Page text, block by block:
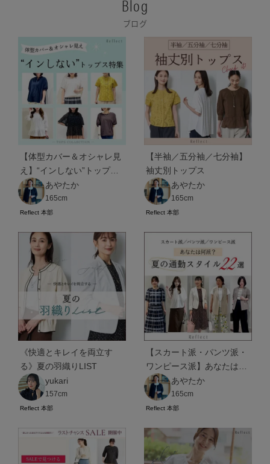
Blog
ブログ
【体型カバー＆オシャレ見
え】“インしない”トップス
特集
あやたか
165cm
Reflect 本部
【半袖／五分袖／七分袖】
袖丈別トップス
あやたか
165cm
Reflect 本部
《快適とキレイを両立す
る》夏の羽織りLIST
yukari
157cm
Reflect 本部
【スカート派・パンツ派・
ワンピース派】あなたは何
派？夏の通勤スタイル22選
あやたか
165cm
Reflect 本部